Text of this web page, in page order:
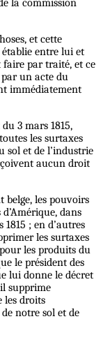
la commission
et cette
établie entre lui et
par traité, et ce
un acte du
immédiatement
3 mars 1815,
les surtaxes
sol et de l’industrie
aucun droit
belge, les pouvoirs
dans
; en d’autres
les surtaxes
les produits du
le président des
lui donne le décret
supprime
les droits
notre sol et de